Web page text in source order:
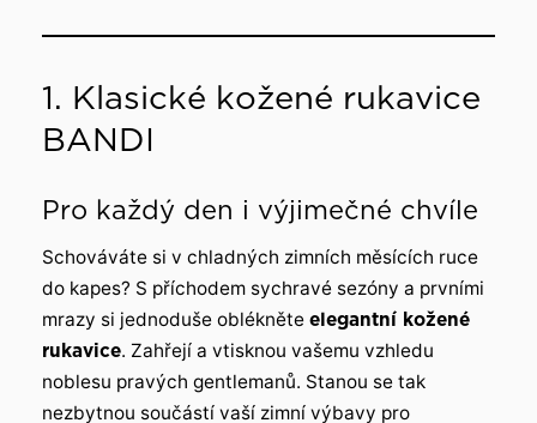
1. Klasické kožené rukavice
BANDI
Pro každý den i výjimečné chvíle
Schováváte si v chladných zimních měsících ruce
do kapes? S příchodem sychravé sezóny a prvními
mrazy si jednoduše oblékněte elegantní kožené
rukavice. Zahřejí a vtisknou vašemu vzhledu
noblesu pravých gentlemanů. Stanou se tak
nezbytnou součástí vaší zimní výbavy pro